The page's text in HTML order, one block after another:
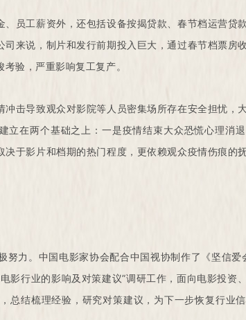
员工薪资外，还包括设备按揭贷款、春节档运营贷
来说，制片和发行前期投入巨大，通过春节档票房
验，严重影响复工复产。
击导致观众对影院等人员密集场所存在安全担忧，
立在两个基础之上：一是疫情结束大众恐慌心理消
于影片和档期的热门程度，更依赖观众疫情伤痕的
力。中国电影家协会配合中国视协制作了《坚信
影行业的影响及对策建议”调研工作，面向电影投资
总结梳理经验，研究对策建议，为下一步恢复行业